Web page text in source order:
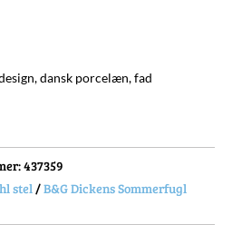
dansk porcelæn, fad
: 437359
stel /B&G Dickens Sommerfugl